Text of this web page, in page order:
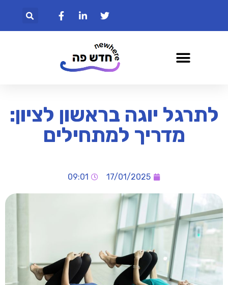
לתרגל יוגה בראשון לציון:
מדריך למתחילים
17/01/2025
09:01